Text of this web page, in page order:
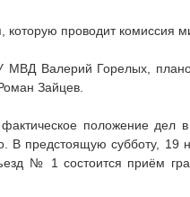
проводит комиссия
МВД Валерий Горелых,
Зайцев.
положение дел
В предстоящую субботу,
№ 1 состоится приём